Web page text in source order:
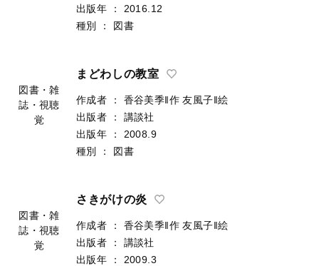
出版年
：
2016.12
種別
： 図書
図書・雑
誌・視聴
覚
まどわしの教室
作成者 ： 香谷美季‖作 友風子‖絵
出版者
：
講談社
出版年
：
2008.9
種別
： 図書
図書・雑
誌・視聴
覚
さきがけの炎
作成者 ： 香谷美季‖作 友風子‖絵
出版者
：
講談社
出版年
：
2009.3